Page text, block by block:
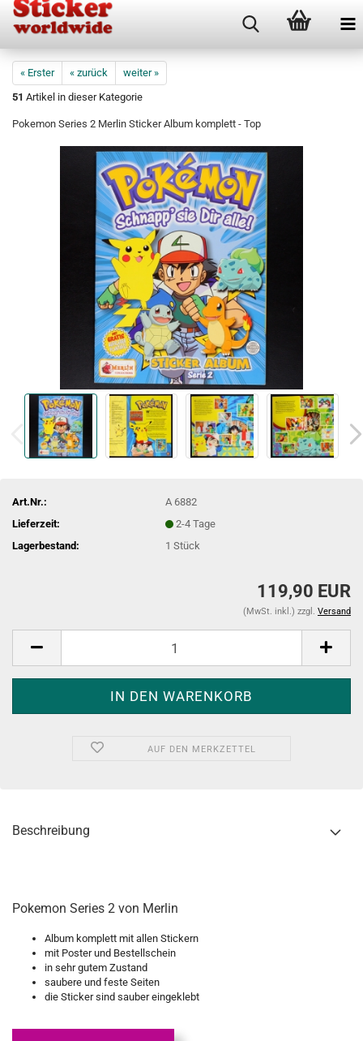
« Erster « zurück
weiter »
51 Artikel in dieser Kategorie
Pokemon Series 2 Merlin Sticker Album komplett - Top
Art.Nr.:
A 6882
Lieferzeit:
2-4 Tage
Lagerbestand:
1Stück
119,90 EUR
(MwSt. inkl.) zzgl. Versand
AUF DEN MERKZETTEL
Beschreibung
Pokemon Series 2 von Merlin
Album komplett mit allen Stickern
mit Poster und Bestellschein
in sehr gutem Zustand
saubere und feste Seiten
die Sticker sind sauber eingeklebt